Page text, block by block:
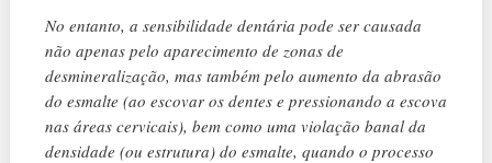
No entanto, a sensibilidade dentária pode ser causada
não apenas pelo aparecimento de zonas de
desmineralização, mas também pelo aumento da abrasão
do esmalte (ao escovar os dentes e pressionando a escova
nas áreas cervicais), bem como uma violação banal da
densidade (ou estrutura) do esmalte, quando o processo